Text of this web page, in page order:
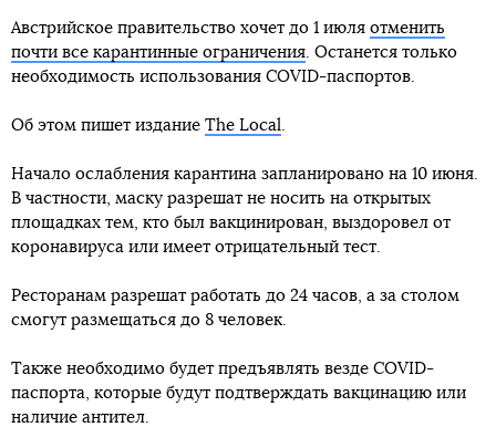
Австрийское правительство хочет до 1 июля отменить
почти все карантинные ограничения. Останется только
необходимость использования COVID-паспортов.
Об этом пишет издание The Local.
Начало ослабления карантина запланировано на 10 июня.
В частности, маску разрешат не носить на открытых
площадках тем, кто был вакцинирован, выздоровел от
коронавируса или имеет отрицательный тест.
Ресторанам разрешат работать до 24 часов, а за столом
смогут размещаться до 8 человек.
Также необходимо будет предъявлять везде COVID-
паспорта, которые будут подтверждать вакцинацию или
наличие антител.